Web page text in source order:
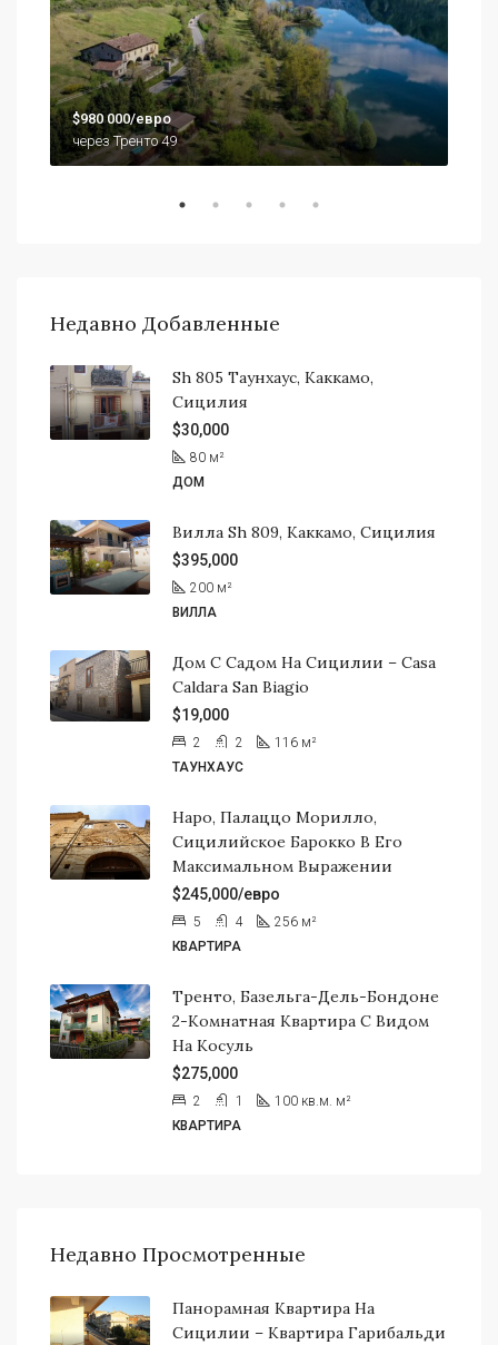
$980 000/евро
через Тренто 49
Недавно Добавленные
Sh 805 Таунхаус, Каккамо,
Сицилия
$30,000
80 м²
ДОМ
Вилла Sh 809, Каккамо, Сицилия
$395,000
200 м²
ВИЛЛА
Дом С Садом На Сицилии – Casa
Caldara San Biagio
$19,000
2 2 116 м²
ТАУНХАУС
Наро, Палаццо Морилло,
Сицилийское Барокко В Его
Максимальном Выражении
$245,000/евро
5 4 256 м²
КВАРТИРА
Тренто, Базельга-Дель-Бондоне
2-Комнатная Квартира С Видом
На Косуль
$275,000
2 1 100 кв.м. м²
КВАРТИРА
Недавно Просмотренные
Панорамная Квартира На
Сицилии – Квартира Гарибальди